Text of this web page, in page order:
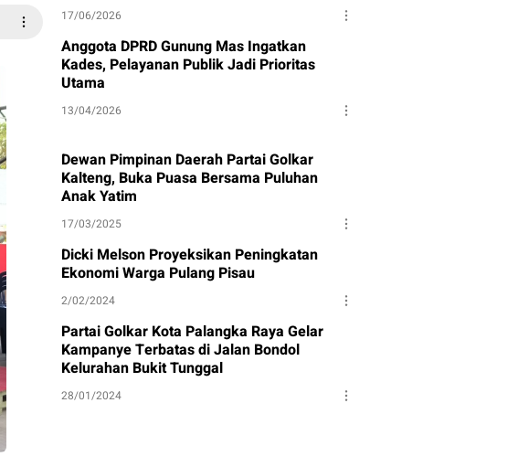
17/06/2026
Anggota DPRD Gunung Mas Ingatkan
Kades, Pelayanan Publik Jadi Prioritas
Utama
13/04/2026
Dewan Pimpinan Daerah Partai Golkar
Kalteng, Buka Puasa Bersama Puluhan
Anak Yatim
17/03/2025
Dicki Melson Proyeksikan Peningkatan
Ekonomi Warga Pulang Pisau
2/02/2024
Partai Golkar Kota Palangka Raya Gelar
Kampanye Terbatas di Jalan Bondol
Kelurahan Bukit Tunggal
28/01/2024